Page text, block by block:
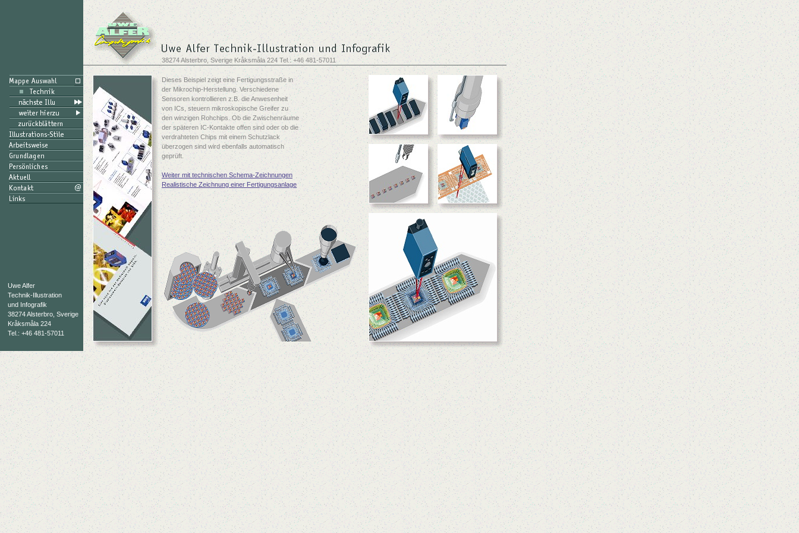
38274 Alsterbro, Sverige Kråksmåla 224 Tel.: +46 481-57011
Uwe Alfer
Technik-Illustration
und Infografik
38274 Alsterbro, Sverige
Kråksmåla 224
Tel.: +46 481-57011
Dieses Beispiel zeigt eine Fertigungsstraße in
der Mikrochip-Herstellung. Verschiedene
Sensoren kontrollieren z.B. die Anwesenheit
von ICs, steuern mikroskopische Greifer zu
den winzigen Rohchips. Ob die Zwischenräume
der späteren IC-Kontakte offen sind oder ob die
verdrahteten Chips mit einem Schutzlack
überzogen sind wird ebenfalls automatisch
geprüft.
Weiter mit technischen Schema-Zeichnungen
Realistische Zeichnung einer Fertigungsanlage